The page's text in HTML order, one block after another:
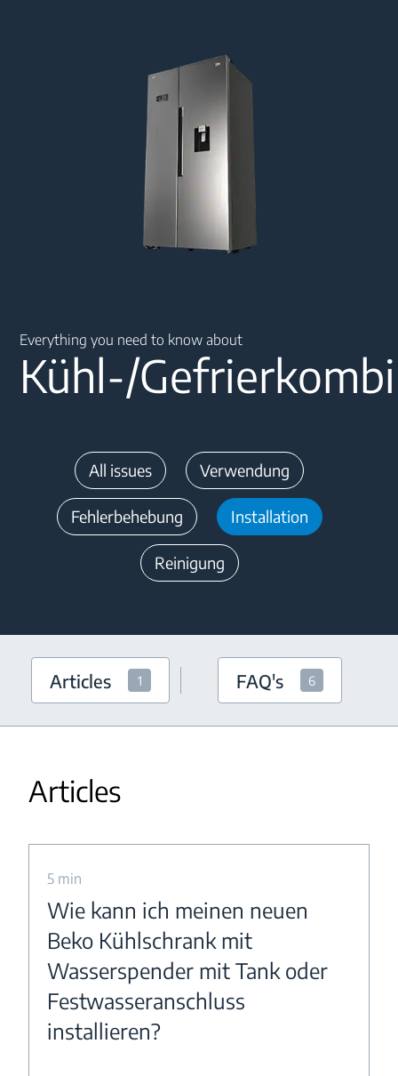
Everything you need to know about
Kühl-/
All issues Verwendung
Fehlerbehebung Installation
Reinigung
Articles 1 FAQ's 6
Articles
5 min
Wie kann ich meinen neuen
Beko Kühlschrank mit
Wasserspender mit Tank oder
Festwasseranschluss
installieren?